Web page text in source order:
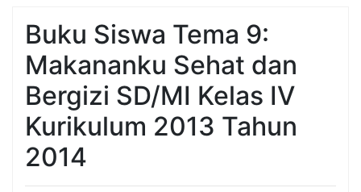
Buku Siswa Tema 9:
Makananku Sehat dan
Bergizi SD/MI Kelas IV
Kurikulum 2013 Tahun
2014